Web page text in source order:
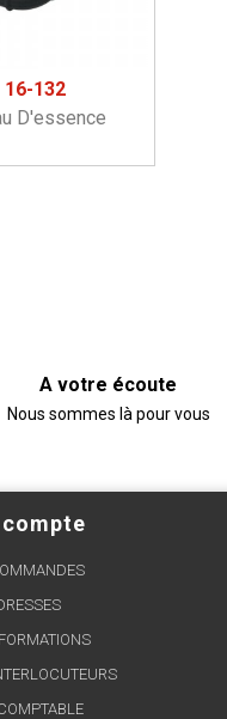
16-132
D'essence
A votre écoute
Nous sommes là pour vous